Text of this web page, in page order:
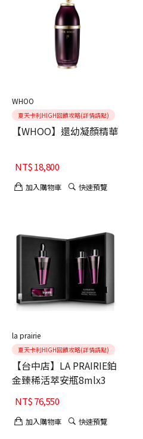
WHOO
夏天卡利HIGH回饋攻略(詳情請點)
【WHOO】還幼凝顏精華
NT$18,800
加入購物車 快速預覽
la prairie
夏天卡利HIGH回饋攻略(詳情請點)
【台中店】LA PRAIRIE鉑
金臻稀活萃安瓶8mlx3
NT$76,550
加入購物車 快速預覽